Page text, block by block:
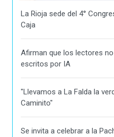
La Rioja sede del 4°
Caja
Afirman que los lectores
escritos por IA
"Llevamos a La Falda la
Caminito"
Se invita a celebrar a la